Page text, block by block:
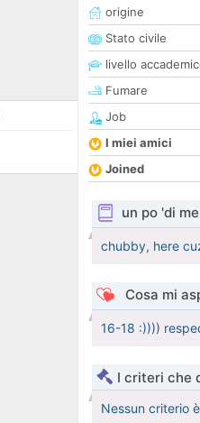
origine
Stato civile
livello
Fumare
Job
I miei amici
Joined
un po 'di me
chubby, here
Cosa mi
16-18 :))))
I criteri che
Nessun criterio